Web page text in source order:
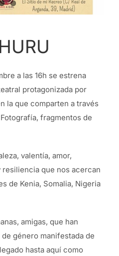
a las 16h se estrena
protagonizada por
la que comparten a través
fragmentos de
valentía, amor,
que nos acercan
de Kenia, Somalia, Nigeria
amigas, que han
género manifestada de
hasta aquí como